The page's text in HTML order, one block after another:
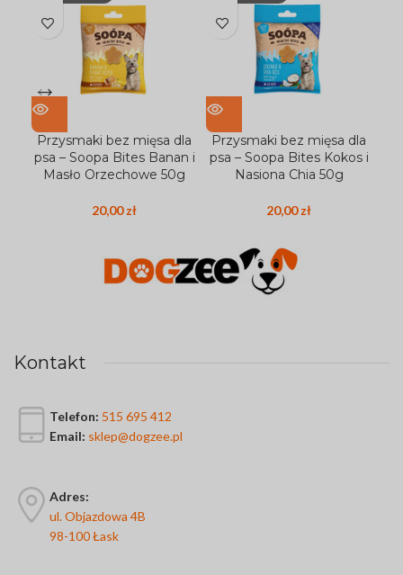
Przysmaki bez mięsa dla
psa – Soopa Bites Banan i
Masło Orzechowe 50g
20,00zł
Przysmaki bez mięsa dla
psa – Soopa Bites Kokos i
Nasiona Chia 50g
20,00zł
Kontakt
Telefon: 515 695 412
Email: sklep@dogzee.pl
Adres:
ul. Objazdowa 4B
98-100 Łask